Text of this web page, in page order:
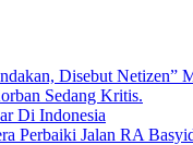
Disebut Netizen”
Sedang Kritis.
Di Indonesia
Perbaiki Jalan RA